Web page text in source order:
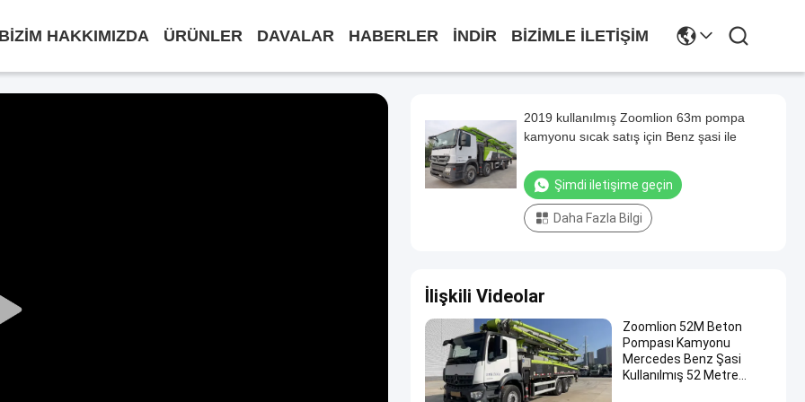
HAKKIMIZDA ÜRÜNLER DAVALAR HABERLER INDIR BIZIMLE İLETIŞIM
Play
2019 kullanılmış Zoomlion 63m pompa
kamyonu sıcak satış için Benz şasi ile
Şimdi iletişime geçin
Daha Fazla Bilgi
İlişkili Videolar
Zoomlion 52M Beton
Pompası Kamyonu
Mercedes Benz Şasi
Kullanılmış 52 Metre